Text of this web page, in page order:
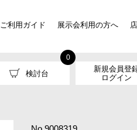
ご利用ガイド 展示会利用の方へ
検討台
0
新規会員登
ログイン